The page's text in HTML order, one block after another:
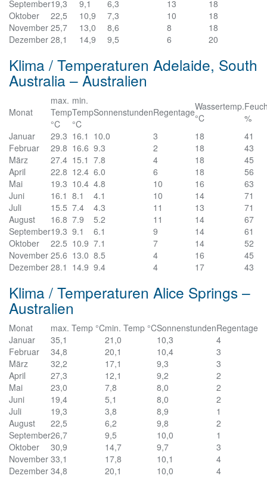
September19,3 9,1 6,3 13
18
Oktober
22,5 10,9 7,3 10
18
November 25,7 13,0 8,6 8
18
Dezember 28,1 14,9 9,5 6 20
Klima / Temperaturen Adelaide, South
Australia – Australien
Monat
max.
Temp
°C
min.
Temp
°C
SonnenstundenRegentageWassertemp.
°C
%
Januar
29.3 16.1 10.0 3 18
41
Februar
29.8 16.6 9.3 2 18
43
März
27.4 15.1 7.8 4 18
45
April
22.8 12.4 6.0 6 18
56
Mai
19.3 10.4 4.8 10 16
63
Juni
16.1 8.1 4.1 10 14
71
Juli
15.5 7.4 4.3 11 13
71
August
16.8 7.9 5.2 11 14
67
September19.3 9.1 6.1 9 14
61
Oktober
22.5 10.9 7.1 7 14
52
November 25.6 13.0 8.5 4 16
45
Dezember 28.1 14.9 9.4 4 17 43
Klima / Temperaturen Alice Springs –
Australien
Monat max. Temp °Cmin. Temp °CSonnenstundenRegentage
Januar
35,1 21,0 10,3
4
Februar
34,8 20,1 10,4
3
März
32,2 17,1 9,3
3
April
27,3 12,1 9,2
2
Mai
23,0 7,8 8,0
2
Juni
19,4 5,1 8,0
2
Juli
19,3 3,8 8,9
1
August
22,5 6,2 9,8
2
September26,7 9,5 10,0
1
Oktober
30,9 14,7 9,7
3
November 33,1 17,8 10,1
4
Dezember 34,8 20,1 10,0 4